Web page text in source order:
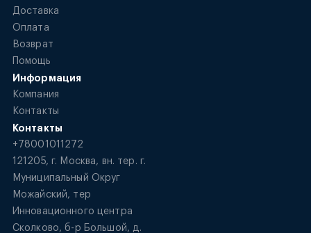
Доставка
Оплата
Возврат
Помощь
Информация
Компания
Контакты
Контакты
+78001011272
121205, г. Москва, вн. тер. г.
Муниципальный Округ
Можайский, тер
Инновационного центра
Сколково, б-р Большой, д.